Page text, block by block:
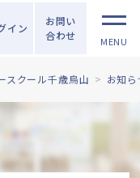
イン
お問い
合わせ
MENU
スクール千歳烏山 お知